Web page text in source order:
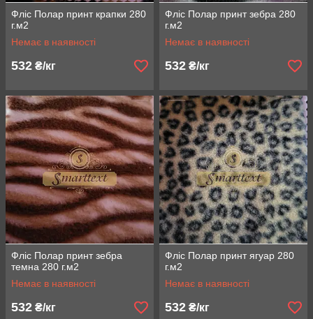
Фліс Полар принт крапки 280
г.м2
Немає в наявності
532 ₴/кг
Фліс Полар принт зебра 280
г.м2
Немає в наявності
532 ₴/кг
Фліс Полар принт зебра
темна 280 г.м2
Немає в наявності
532 ₴/кг
Фліс Полар принт ягуар 280
г.м2
Немає в наявності
532 ₴/кг